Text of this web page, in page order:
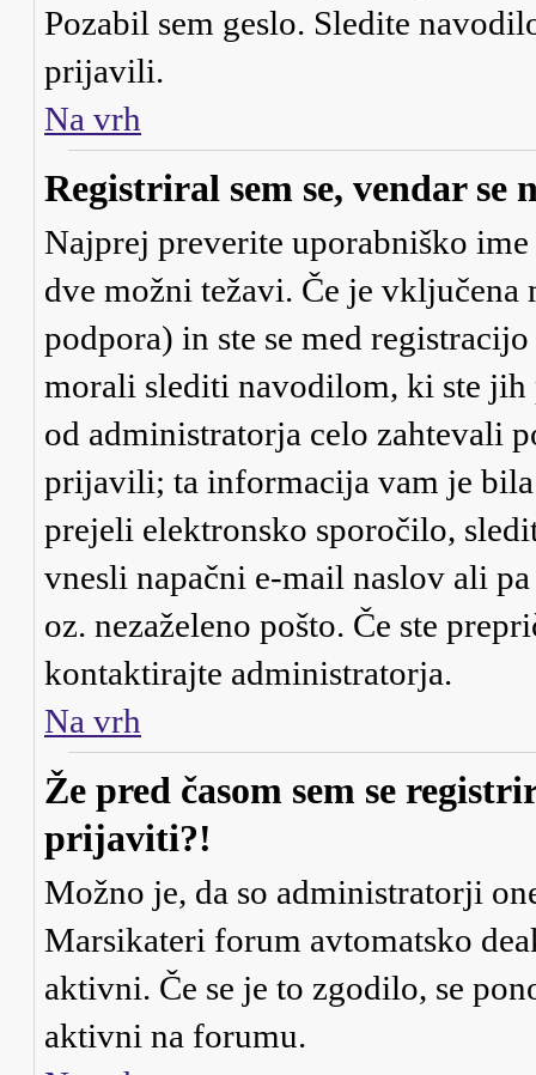
Pozabil sem geslo. Sledite
prijavili.
Na vrh
Registriral sem se, vendar
Najprej preverite uporabniško
dve možni težavi. Če je vključena
podpora) in ste se med
morali slediti navodilom, ki ste
od administratorja celo zahtevali
prijavili; ta informacija vam je
prejeli elektronsko sporočilo,
vnesli napačni e-mail naslov ali
oz. nezaželeno pošto. Če ste
kontaktirajte administratorja.
Na vrh
Že pred časom sem se
prijaviti?!
Možno je, da so administratorji
Marsikateri forum avtomatsko
aktivni. Če se je to zgodilo, se
aktivni na forumu.